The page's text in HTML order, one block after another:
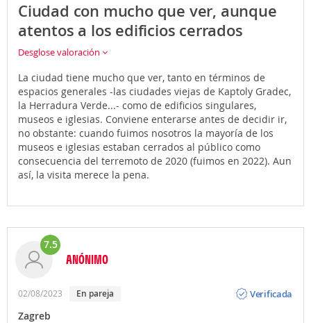
Ciudad con mucho que ver, aunque
atentos a los edificios cerrados
Desglose valoración
La ciudad tiene mucho que ver, tanto en términos de
espacios generales -las ciudades viejas de Kaptoly Gradec,
la Herradura Verde...- como de edificios singulares,
museos e iglesias. Conviene enterarse antes de decidir ir,
no obstante: cuando fuimos nosotros la mayoría de los
museos e iglesias estaban cerrados al público como
consecuencia del terremoto de 2020 (fuimos en 2022). Aun
así, la visita merece la pena.
7.5
ANÓNIMO
02/08/2023 En pareja
Verificada
Zagreb